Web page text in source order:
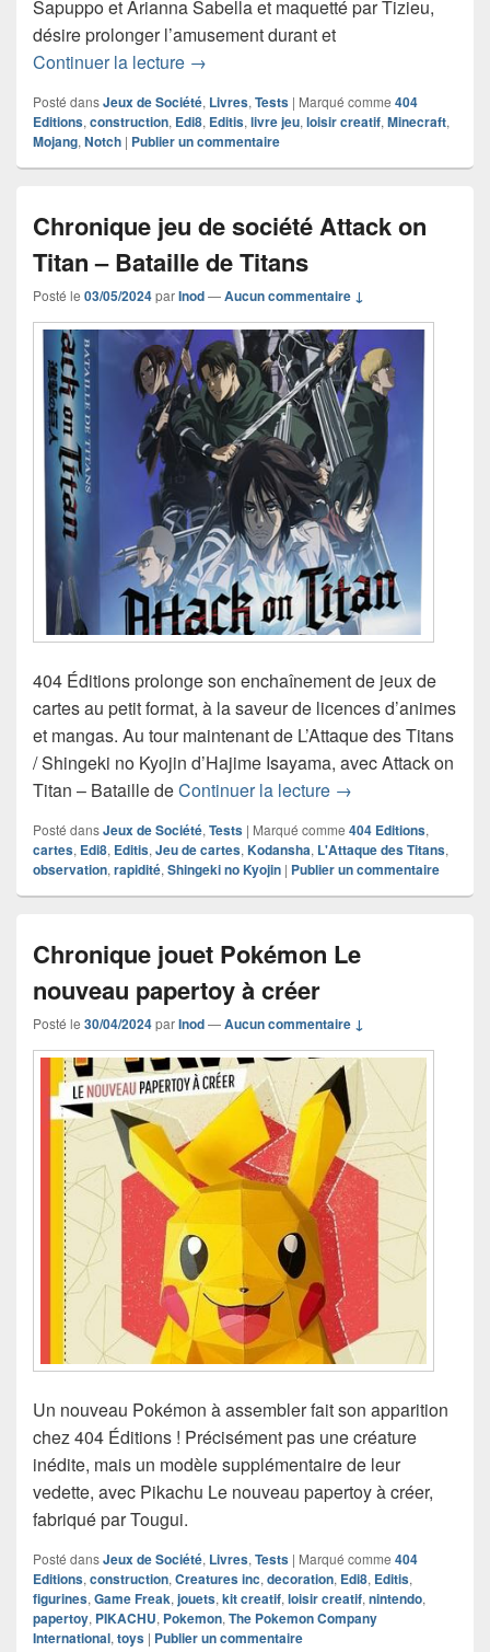
Sapuppo et Arianna Sabella et maquetté par Tizieu,
désire prolonger l’amusement durant et
Continuer la lecture Chronique livre jeu Carnet du fan de
→
Posté dansJeux de Société, Livres, Tests | Marqué comme 404
Editions, construction, Edi8, Editis, livre jeu, loisir creatif, Minecraft,
Mojang, Notch | Publier un commentaire
Chronique jeu de société Attack on
Titan – Bataille de Titans
Posté le 03/05/2024parInod—Aucun commentaire ↓
404 Éditions prolonge son enchaînement de jeux de
cartes au petit format, à la saveur de licences d’animes
et mangas. Au tour maintenant de L’Attaque des Titans
/ Shingeki no Kyojin d’Hajime Isayama, avec Attack on
Titan – Bataille deContinuer la lecture Chronique jeu de
→
Posté dansJeux de Société, Tests | Marqué comme 404 Editions,
cartes, Edi8, Editis, Jeu de cartes, Kodansha, L'Attaque des Titans,
observation, rapidité, Shingeki no Kyojin | Publier un commentaire
Chronique jouet Pokémon Le
nouveau papertoy à créer
Posté le 30/04/2024parInod—Aucun commentaire ↓
Un nouveau Pokémon à assembler fait son apparition
chez 404 Éditions ! Précisément pas une créature
inédite, mais un modèle supplémentaire de leur
vedette, avec Pikachu Le nouveau papertoy à créer,
fabriqué par Tougui.
Posté dansJeux de Société, Livres, Tests | Marqué comme 404
Editions, construction, Creatures inc, decoration, Edi8, Editis,
figurines, Game Freak, jouets, kit creatif, loisir creatif, nintendo,
papertoy, PIKACHU, Pokemon, The Pokemon Company
International, toys | Publier un commentaire